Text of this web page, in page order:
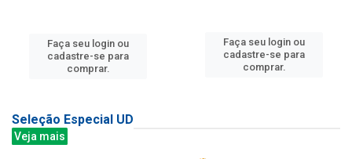
Faça seu login ou
cadastre-se para
comprar.
Faça seu login ou
cadastre-se para
comprar.
Seleção Especial UD
Veja mais